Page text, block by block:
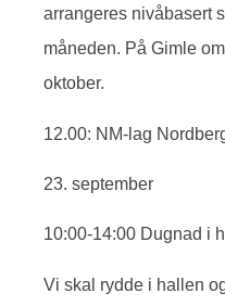
arrangeres nivåbasert
måneden. På Gimle
oktober.
12.00: NM-lag
23. september
10:00-14:00 Dugnad i
Vi skal rydde i hallen